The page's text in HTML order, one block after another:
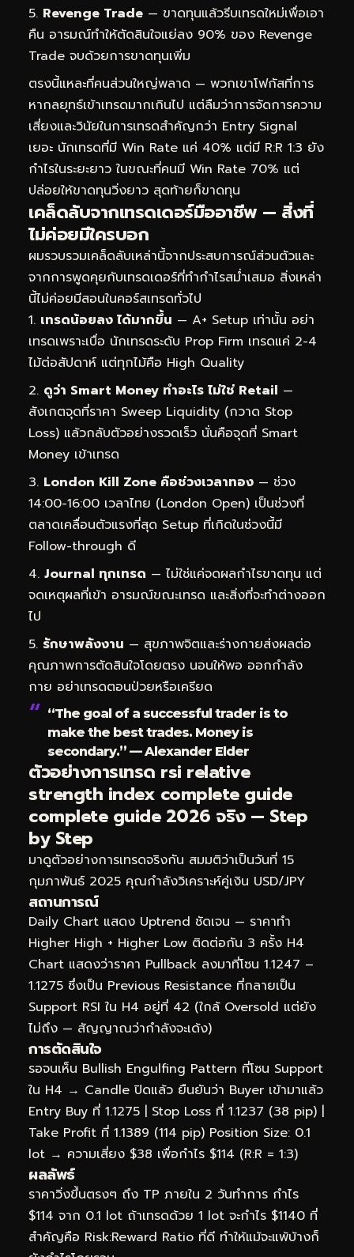
Revenge Trade — ขาดทุนแล้วรีบเทรดใหม่เพื่อเอา
คืน อารมณ์ทำให้ตัดสินใจแย่ลง 90% ของ Revenge
Trade จบด้วยการขาดทุนเพิ่ม
ตรงนี้แหละที่คนส่วนใหญ่พลาด — พวกเขาโฟกัสที่การ
หากลยุทธ์เข้าเทรดมากเกินไป แต่ลืมว่าการจัดการความ
เสี่ยงและวินัยในการเทรดสำคัญกว่า Entry Signal
เยอะ นักเทรดที่มี Win Rate แค่ 40% แต่มี R:R 1:3 ยัง
กำไรในระยะยาว ในขณะที่คนมี Win Rate 70% แต่
ปล่อยให้ขาดทุนวิ่งยาว สุดท้ายก็ขาดทุน
เคล็ดลับจากเทรดเดอร์มืออาชีพ — สิ่งที่
ไม่ค่อยมีใครบอก
ผมรวบรวมเคล็ดลับเหล่านี้จากประสบการณ์ส่วนตัวและ
จากการพูดคุยกับเทรดเดอร์ที่ทำกำไรสม่ำเสมอ สิ่งเหล่า
นี้ไม่ค่อยมีสอนในคอร์สเทรดทั่วไป
เทรดน้อยลง ได้มากขึ้น — A+ Setup เท่านั้น อย่า
เทรดเพราะเบื่อ นักเทรดระดับ Prop Firm เทรดแค่ 2-4
ไม้ต่อสัปดาห์ แต่ทุกไม้คือ High Quality
ดูว่า Smart Money ทำอะไร ไม่ใช่ Retail —
สังเกตจุดที่ราคา Sweep Liquidity (กวาด Stop
Loss) แล้วกลับตัวอย่างรวดเร็ว นั่นคือจุดที่ Smart
Money เข้าเทรด
London Kill Zone คือช่วงเวลาทอง — ช่วง
14:00-16:00 เวลาไทย (London Open) เป็นช่วงที่
ตลาดเคลื่อนตัวแรงที่สุด Setup ที่เกิดในช่วงนี้มี
Follow-through ดี
Journal ทุกเทรด — ไม่ใช่แค่จดผลกำไรขาดทุน แต่
จดเหตุผลที่เข้า อารมณ์ขณะเทรด และสิ่งที่จะทำต่างออก
ไป
รักษาพลังงาน — สุขภาพจิตและร่างกายส่งผลต่อ
คุณภาพการตัดสินใจโดยตรง นอนให้พอ ออกกำลัง
กาย อย่าเทรดตอนป่วยหรือเครียด
“The goal of a successful trader is to
make the best trades. Money is
secondary.” — Alexander Elder
ตัวอย่างการเทรด rsi relative
strength index complete guide
complete guide 2026 จริง — Step
by Step
มาดูตัวอย่างการเทรดจริงกัน สมมติว่าเป็นวันที่ 15
กุมภาพันธ์ 2025 คุณกำลังวิเคราะห์คู่เงิน USD/JPY
สถานการณ์
Daily Chart แสดง Uptrend ชัดเจน — ราคาทำ
Higher High + Higher Low ติดต่อกัน 3 ครั้ง H4
Chart แสดงว่าราคา Pullback ลงมาที่โซน 1.1247 –
1.1275 ซึ่งเป็น Previous Resistance ที่กลายเป็น
Support RSI ใน H4 อยู่ที่ 42 (ใกล้ Oversold แต่ยัง
ไม่ถึง — สัญญาณว่ากำลังจะเด้ง)
การตัดสินใจ
รอจนเห็น Bullish Engulfing Pattern ที่โซน Support
ใน H4 → Candle ปิดแล้ว ยืนยันว่า Buyer เข้ามาแล้ว
Entry Buy ที่ 1.1275 | Stop Loss ที่ 1.1237 (38 pip) |
Take Profit ที่ 1.1389 (114 pip) Position Size: 0.1
lot → ความเสี่ยง $38 เพื่อกำไร $114 (R:R = 1:3)
ผลลัพธ์
ราคาวิ่งขึ้นตรงๆ ถึง TP ภายใน 2 วันทำการ กำไร
$114 จาก 0.1 lot ถ้าเทรดด้วย 1 lot จะกำไร $1140 ที่
สำคัญคือ Risk:Reward Ratio ที่ดี ทำให้แม้จะแพ้บ้างก็